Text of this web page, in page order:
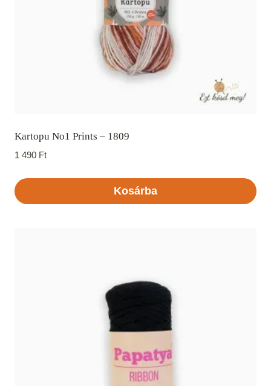
Kartopu No1 Prints – 1809
1 490 Ft
Kosárba